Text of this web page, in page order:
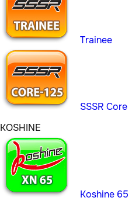
Trainee
SSSR Core
KOSHINE
Koshine 65